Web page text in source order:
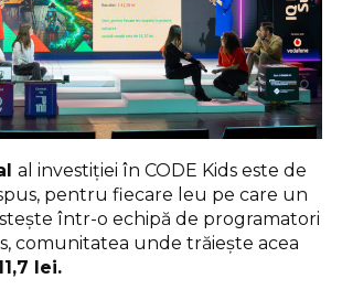
al investiției în CODE Kids este de
pentru fiecare leu pe care un
într-o echipă de programatori
comunitatea unde trăiește acea
lei.